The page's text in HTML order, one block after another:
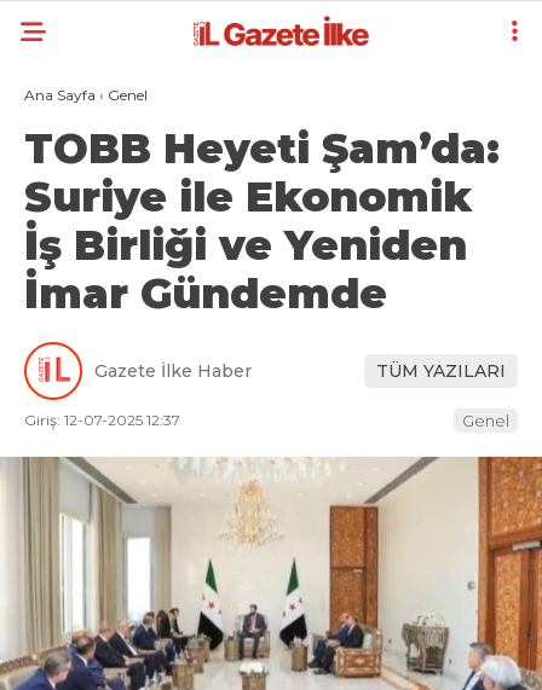
Ana Sayfa › Genel
TOBB Heyeti Şam’da:
Suriye ile Ekonomik
İş Birliği ve Yeniden
İmar Gündemde
Gazete İlke Haber TÜM YAZILARI
Giriş: 12-07-2025 12:37 Genel